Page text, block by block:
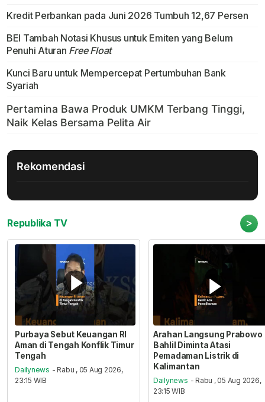
Kredit Perbankan pada Juni 2026 Tumbuh 12,67 Persen
BEI Tambah Notasi Khusus untuk Emiten yang Belum
Penuhi Aturan Free Float
Kunci Baru untuk Mempercepat Pertumbuhan Bank
Syariah
Rekomendasi
Republika TV >
Purbaya Sebut Keuangan RI
Aman di Tengah Konflik Timur
Tengah
Dailynews - Rabu , 05 Aug 2026,
23:15 WIB
Arahan Langsung Prabowo
Bahlil Diminta Atasi
Pemadaman Listrik di
Kalimantan
Dailynews - Rabu , 05 Aug 2026,
23:15 WIB